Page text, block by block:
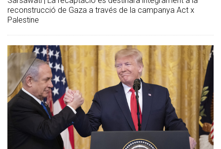
reconstrucció de Gaza a través de la campanya Act x
Palestine